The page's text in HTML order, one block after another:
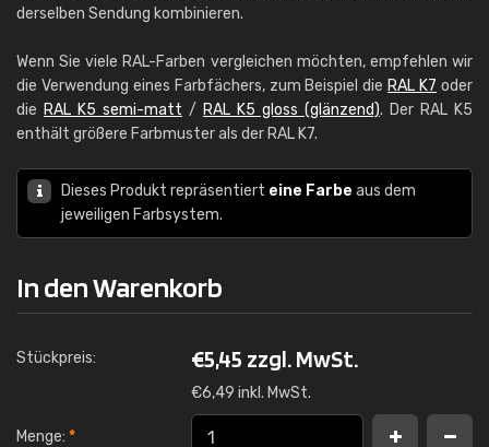
derselben Sendung kombinieren.
Wenn Sie viele RAL-Farben vergleichen möchten, empfehlen wir
die Verwendung eines Farbfächers, zum Beispiel die RAL K7 oder
die RAL K5 semi-matt / RAL K5 gloss (glänzend). Der RAL K5
enthält größere Farbmuster als der RAL K7.
Dieses Produkt repräsentiert eine Farbe aus dem
jeweiligen Farbsystem.
In den Warenkorb
Stückpreis: €5,45 zzgl. MwSt.
€6,49 inkl. MwSt.
Menge: *